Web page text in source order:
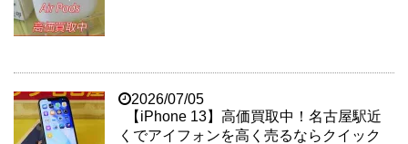
2026/07/05
【iPhone 13】高価買取中！名古屋駅近
くでアイフォンを高く売るならクイック